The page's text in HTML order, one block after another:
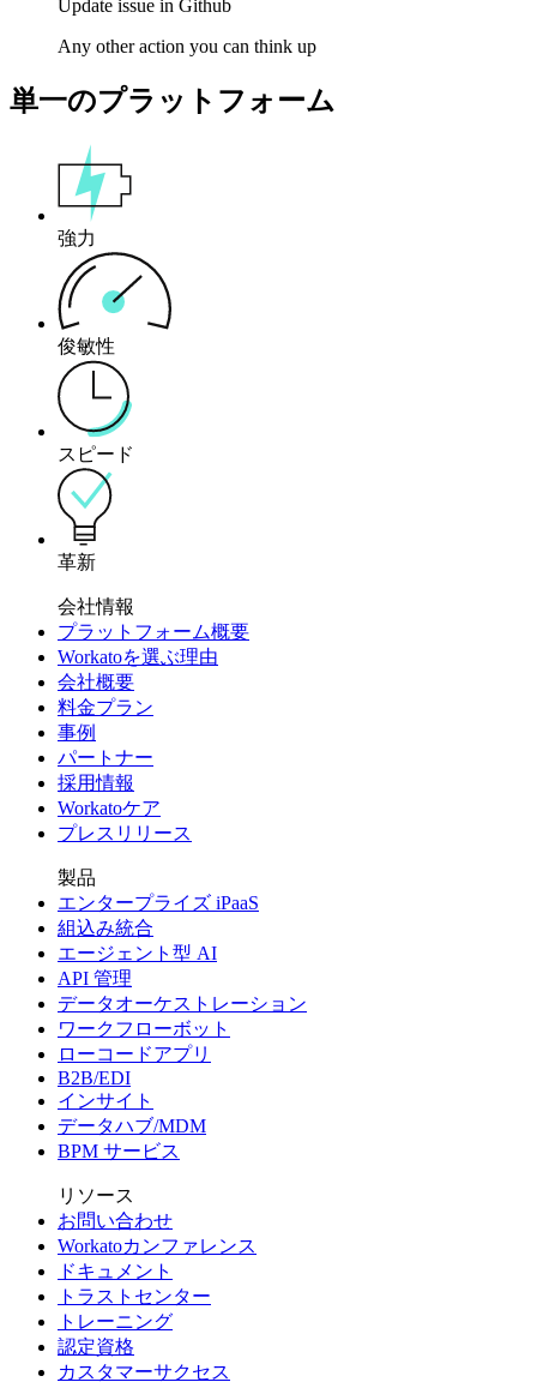
Update issue in Github
Any other action you can think up
単一のプラットフォーム
強力
俊敏性
スピード
革新
会社情報
プラットフォーム概要
Workatoを選ぶ理由
会社概要
料金プラン
事例
パートナー
採用情報
Workatoケア
プレスリリース
製品
エンタープライズ iPaaS
組込み統合
エージェント型 AI
API 管理
データオーケストレーション
ワークフローボット
ローコードアプリ
B2B/EDI
インサイト
データハブ/MDM
BPM サービス
リソース
お問い合わせ
Workatoカンファレンス
ドキュメント
トラストセンター
トレーニング
認定資格
カスタマーサクセス